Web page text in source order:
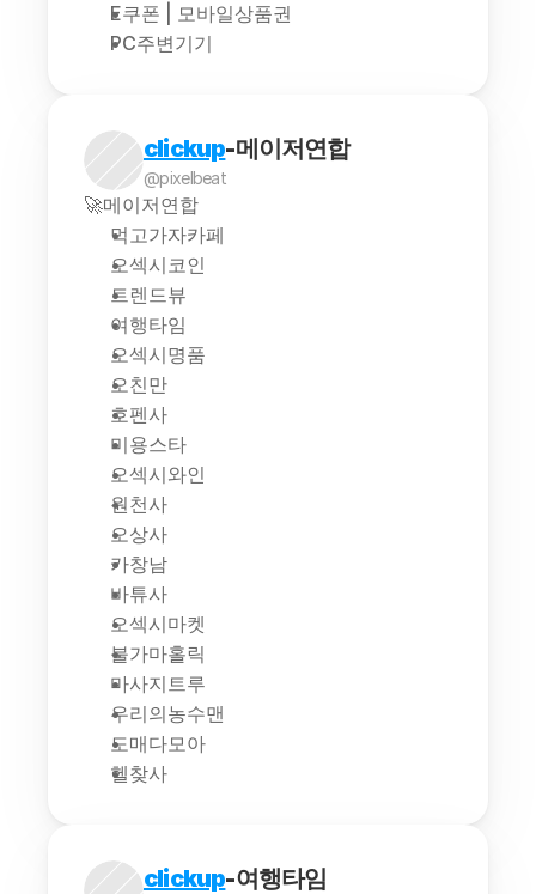
E쿠폰 | 모바일상품권
PC주변기기
clickup-메이저연합
@pixelbeat
🚀메이저연합
먹고가자카페
오섹시코인
트렌드뷰
여행타임
오섹시명품
오친만
호펜사
미용스타
오섹시와인
원천사
오상사
카창남
바튜사
오섹시마켓
불가마홀릭
마사지트루
우리의농수맨
도매다모아
헬찾사
clickup-여행타임